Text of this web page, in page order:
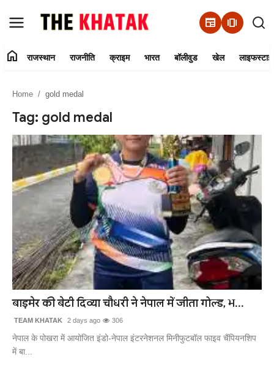
newspaper amp_stories
Contact Us
राजस्थान
राजनीति
क्राइम
भारत
बॉलीवुड
खेल
लाइफस्टाइल
अंतर्राष्ट्रीय
home राजस्थान राजनीति क्राइम भारत बॉलीवुड खेल
Home gold medal
Tag: gold medal
बाड़मेर की बेटी दिव्या चौधरी ने नेपाल में जीता गोल्ड, भ...
TEAM KHATAK 2 days ago 306
नेपाल के पोखरा में आयोजित इंडो-नेपाल इंटरनेशनल मिनीफुटबॉल फाइव चैंपियनशिप
में बा...